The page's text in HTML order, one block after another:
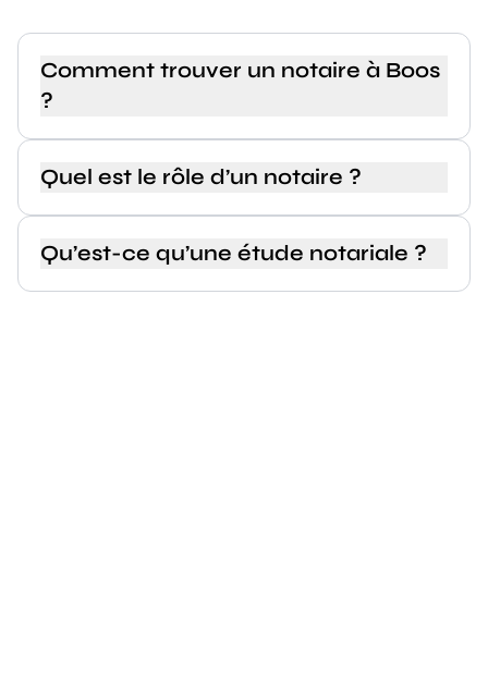
Comment trouver un notaire à Boos
?
Quel est le rôle d’un notaire ?
Qu’est-ce qu’une étude notariale ?